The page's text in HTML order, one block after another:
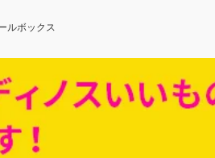
ルボックス